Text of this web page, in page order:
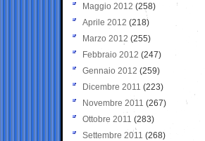
Maggio 2012 (258)
Aprile 2012 (218)
Marzo 2012 (255)
Febbraio 2012 (247)
Gennaio 2012 (259)
Dicembre 2011 (223)
Novembre 2011 (267)
Ottobre 2011 (283)
Settembre 2011 (268)